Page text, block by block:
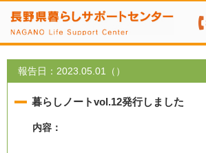
報告日：2023.05.01（）
暮らしノートvol.12発行しました
内容：